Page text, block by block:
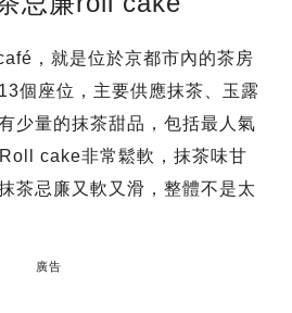
，就是位於京都市內的茶房
個座位，主要供應抹茶、玉露
少量的抹茶甜品，包括最人氣
cake非常鬆軟，抹茶味甘
茶忌廉又軟又滑，整體不是太
廣告